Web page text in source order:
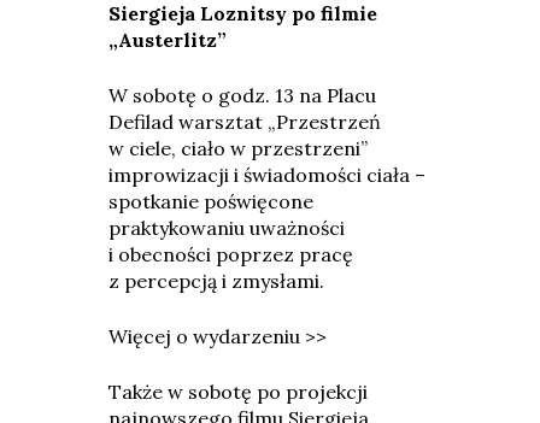
Siergieja Loznitsy po filmie
„Austerlitz”
W sobotę o godz. 13 na Placu
Defilad warsztat „Przestrzeń
w ciele, ciało w przestrzeni”
improwizacji i świadomości ciała –
spotkanie poświęcone
praktykowaniu uważności
i obecności poprzez pracę
z percepcją i zmysłami.
Więcej o wydarzeniu >>
Także w sobotę po projekcji
najnowszego filmu Siergieja